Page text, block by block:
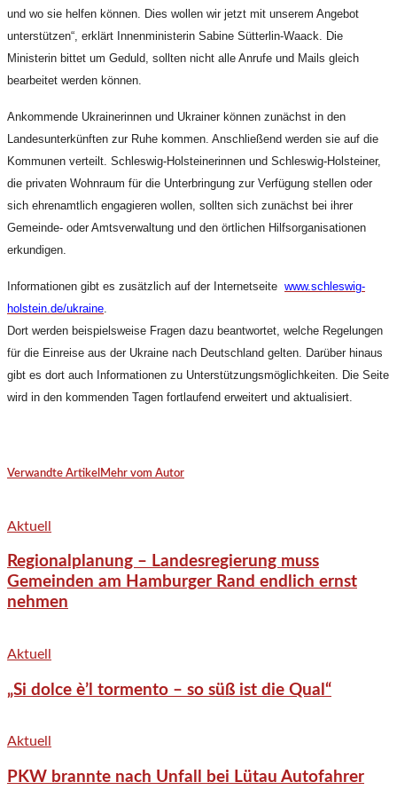
und wo sie helfen können. Dies wollen wir jetzt mit unserem Angebot
unterstützen“, erklärt Innenministerin Sabine Sütterlin-Waack. Die
Ministerin bittet um Geduld, sollten nicht alle Anrufe und Mails gleich
bearbeitet werden können.
Ankommende Ukrainerinnen und Ukrainer können zunächst in den
Landesunterkünften zur Ruhe kommen. Anschließend werden sie auf die
Kommunen verteilt. Schleswig-Holsteinerinnen und Schleswig-Holsteiner,
die privaten Wohnraum für die Unterbringung zur Verfügung stellen oder
sich ehrenamtlich engagieren wollen, sollten sich zunächst bei ihrer
Gemeinde- oder Amtsverwaltung und den örtlichen Hilfsorganisationen
erkundigen.
Informationen gibt es zusätzlich auf der Internetseite www.schleswig-
holstein.de/ukraine.
Dort werden beispielsweise Fragen dazu beantwortet, welche Regelungen
für die Einreise aus der Ukraine nach Deutschland gelten. Darüber hinaus
gibt es dort auch Informationen zu Unterstützungsmöglichkeiten. Die Seite
wird in den kommenden Tagen fortlaufend erweitert und aktualisiert.
Verwandte Artikel Mehr vom Autor
Aktuell
Regionalplanung – Landesregierung muss
Gemeinden am Hamburger Rand endlich ernst
nehmen
Aktuell
„Si dolce è’l tormento – so süß ist die Qual“
Aktuell
PKW brannte nach Unfall bei Lütau Autofahrer